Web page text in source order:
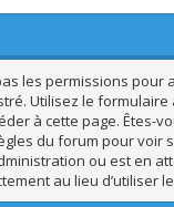
les permissions
Utilisez le
à cette page. Êtes-
du forum pour
ou est en
au lieu d’utiliser